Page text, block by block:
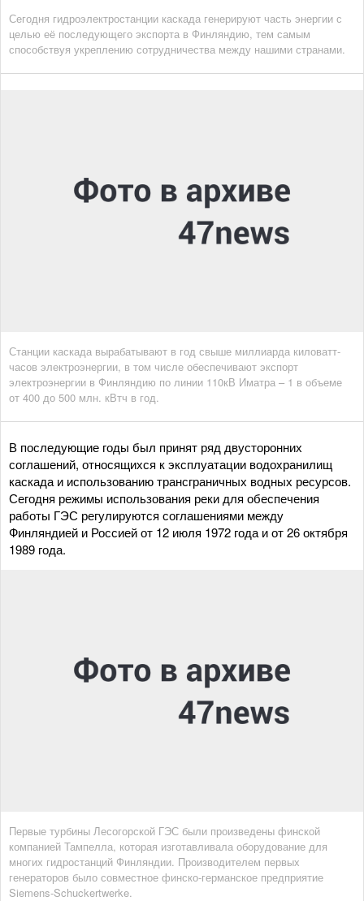
Сегодня гидроэлектростанции каскада генерируют часть энергии с
целью её последующего экспорта в Финляндию, тем самым
способствуя укреплению сотрудничества между нашими странами.
Станции каскада вырабатывают в год свыше миллиарда киловатт-
часов электроэнергии, в том числе обеспечивают экспорт
электроэнергии в Финляндию по линии 110кВ Иматра – 1 в объеме
от 400 до 500 млн. кВтч в год.
В последующие годы был принят ряд двусторонних
соглашений, относящихся к эксплуатации водохранилищ
каскада и использованию трансграничных водных ресурсов.
Сегодня режимы использования реки для обеспечения
работы ГЭС регулируются соглашениями между
Финляндией и Россией от 12 июля 1972 года и от 26 октября
1989 года.
Первые турбины Лесогорской ГЭС были произведены финской
компанией Тампелла, которая изготавливала оборудование для
многих гидростанций Финляндии. Производителем первых
генераторов было совместное финско-германское предприятие
Siemens-Schuckertwerke.